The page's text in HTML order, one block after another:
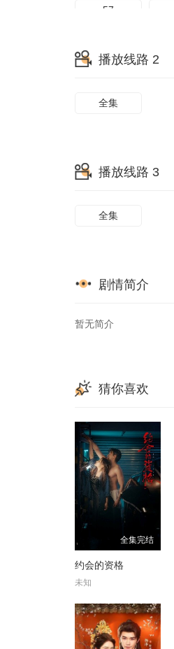
57
73
81
播放线路 2
全集
播放线路 3
全集
剧情简介
暂无简介
猜你喜欢
全集完结
约会的资格
未知